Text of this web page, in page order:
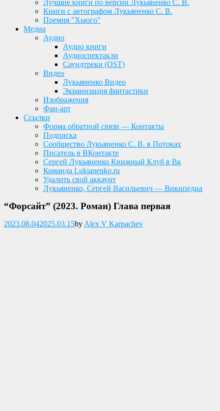
Лучшие книги по версии Лукьяненко С. В.
Книги с автографом Лукьяненко С. В.
Премия "Хьюго"
Медиа
Аудио
Аудио книги
Аудиоспектакли
Саундтреки (OST)
Видео
Лукьяненко Видео
Экранизация фантастики
Изображения
Фан-арт
Ссылки
Форма обратной связи — Контакты
Подписка
Сообщество Лукьяненко С. В. в Потоках
Писатель в ВКонтакте
Сергей Лукьяненко Книжный Клуб в Вк
Команда Lukianenko.ru
Удалить свой аккаунт
Лукьяненко, Сергей Васильевич — Википедиа
“Форсайт” (2023. Роман) Глава первая
Опубликовано
2023.08.042025.03.15by Alex V Karpachev